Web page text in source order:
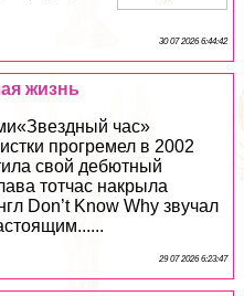
30 07 2026 6:44:42
жизнь
час»
прогремел в 2002
свой дебютный
тотчас накрыла
Don’t Know Why звучал
29 07 2026 6:23:47